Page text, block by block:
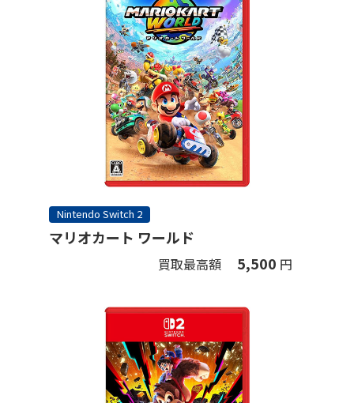
Nintendo Switch 2
マリオカート ワールド
買取最高額 5,500 円